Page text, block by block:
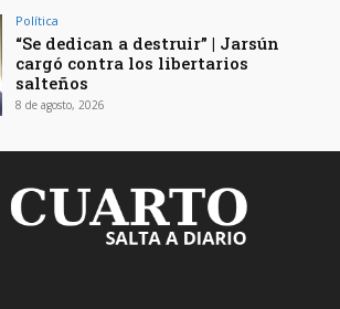
Política
“Se dedican a destruir” | Jarsún
cargó contra los libertarios
salteños
8 de agosto, 2026